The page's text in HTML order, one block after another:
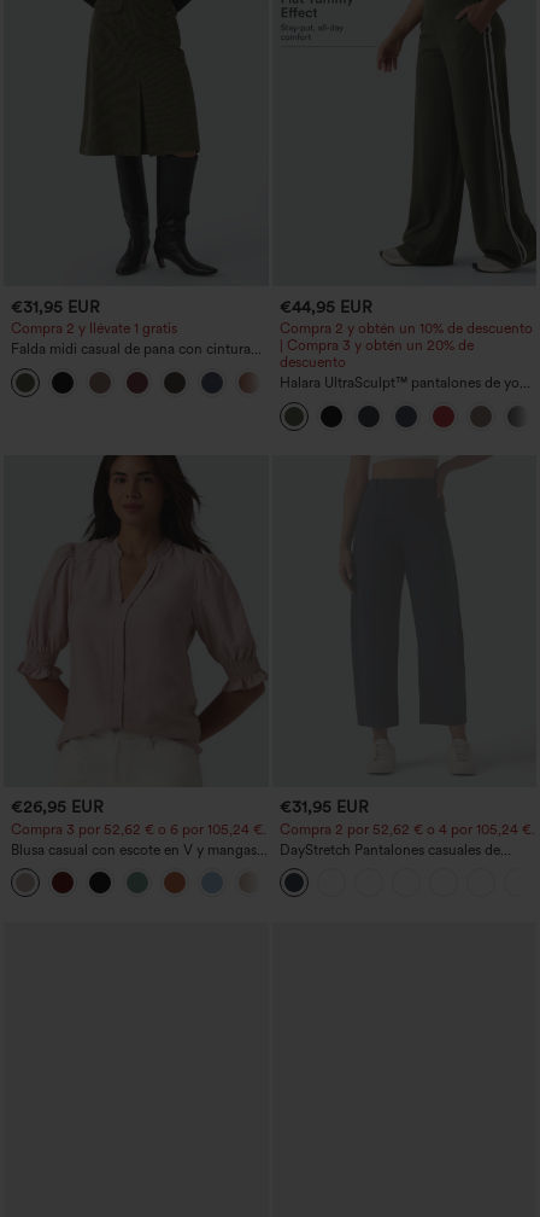
€31,95 EUR
Compra 2 y llévate 1 gratis
Falda midi casual de pana con cintura
media y bolsillo lateral frontal con
solapa
+1
€44,95 EUR
Compra 2 y obtén un 10% de descuento
| Compra 3 y obtén un 20% de
descuento
Halara UltraSculpt™ pantalones de yoga
holgados de talle alto con control
abdominal, rayas color block y bolsillos
€26,95 EUR
Compra 3 por 52,62 € o 6 por 105,24 €.
Blusa casual con escote en V y mangas
cortas abullonadas
€31,95 EUR
Compra 2 por 52,62 € o 4 por 105,24 €.
DayStretch Pantalones casuales de
cintura alta con pernera tipo barril y
bolsillos